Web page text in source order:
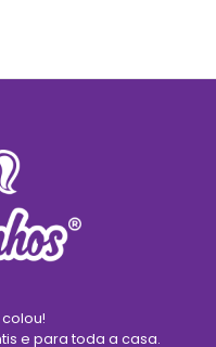
e para toda a casa.